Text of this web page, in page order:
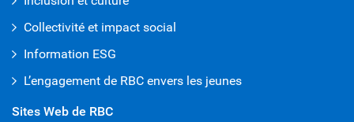
Collectivité et impact social
Information ESG
L’engagement de RBC envers les jeunes
Sites Web de RBC